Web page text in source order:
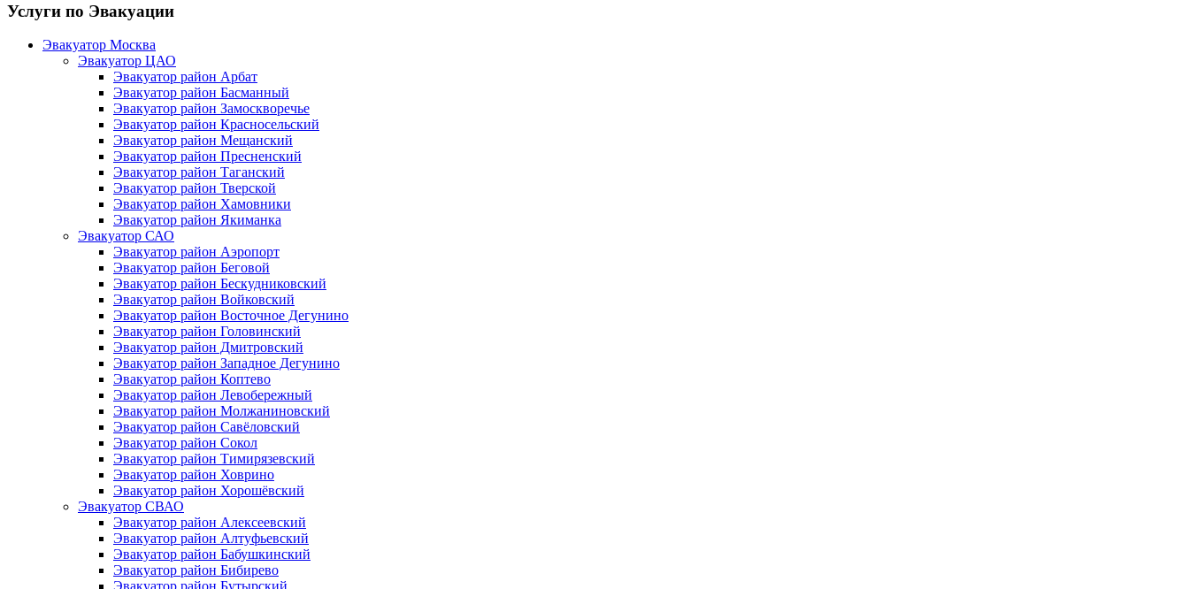
Услуги по Эвакуации
Эвакуатор Москва
Эвакуатор ЦАО
Эвакуатор район Арбат
Эвакуатор район Басманный
Эвакуатор район Замоскворечье
Эвакуатор район Красносельский
Эвакуатор район Мещанский
Эвакуатор район Пресненский
Эвакуатор район Таганский
Эвакуатор район Тверской
Эвакуатор район Хамовники
Эвакуатор район Якиманка
Эвакуатор САО
Эвакуатор район Аэропорт
Эвакуатор район Беговой
Эвакуатор район Бескудниковский
Эвакуатор район Войковский
Эвакуатор район Восточное Дегунино
Эвакуатор район Головинский
Эвакуатор район Дмитровский
Эвакуатор район Западное Дегунино
Эвакуатор район Коптево
Эвакуатор район Левобережный
Эвакуатор район Молжаниновский
Эвакуатор район Савёловский
Эвакуатор район Сокол
Эвакуатор район Тимирязевский
Эвакуатор район Ховрино
Эвакуатор район Хорошёвский
Эвакуатор СВАО
Эвакуатор район Алексеевский
Эвакуатор район Алтуфьевский
Эвакуатор район Бабушкинский
Эвакуатор район Бибирево